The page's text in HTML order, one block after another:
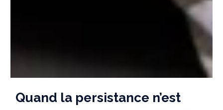
Quand la persistance n’est